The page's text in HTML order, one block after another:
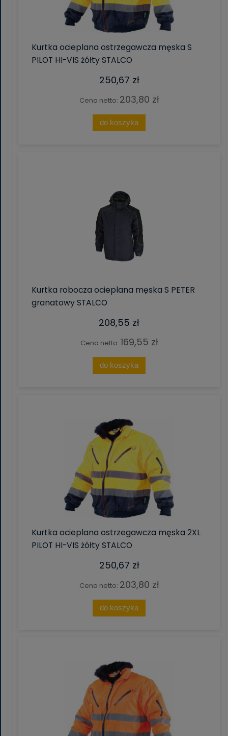
Kurtka ocieplana ostrzegawcza męska S
PILOT HI-VIS żółty STALCO
250,67 zł
Cena netto: 203,80 zł
do koszyka
Kurtka robocza ocieplana męska S PETER
granatowy STALCO
208,55 zł
Cena netto: 169,55 zł
do koszyka
Kurtka ocieplana ostrzegawcza męska 2XL
PILOT HI-VIS żółty STALCO
250,67 zł
Cena netto: 203,80 zł
do koszyka